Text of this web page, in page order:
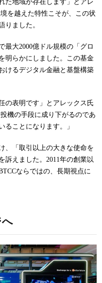
た地域が存在します」とアレ
を越えた特性こそが、この状
りました。
最大2000億ドル規模の「グロ
明らかにしました。この基金
けるデジタル金融と基盤構築
の表明です」とアレックス氏
機の手段に成り下がるのであ
ることになります。」
、「取引以上の大きな使命を
訴えました。2011年の創業以
ならではの、長期視点に